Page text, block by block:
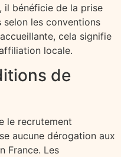
il bénéficie de la prise
selon les conventions
cela signifie
locale.
de
le recrutement
aucune dérogation aux
France. Les